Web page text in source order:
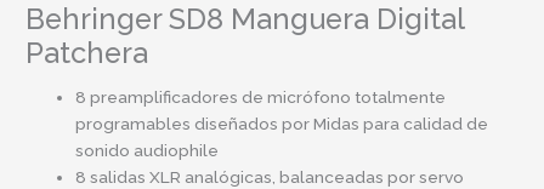
Behringer SD8 Manguera Digital
Patchera
8 preamplificadores de micrófono totalmente
programables diseñados por Midas para calidad de
sonido audiophile
8 salidas XLR analógicas, balanceadas por servo